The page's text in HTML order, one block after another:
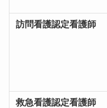
訪問看護認定看護師
救急看護認定看護師